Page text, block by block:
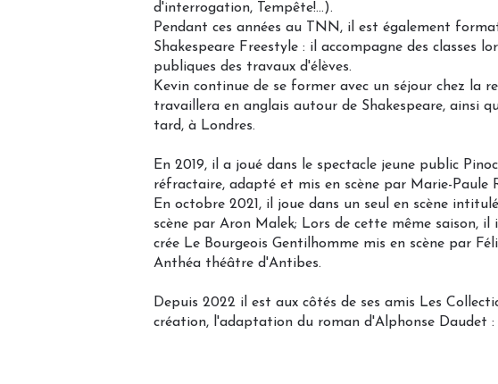
d'interrogation, Tempête!...).
Pendant ces années au TNN, il est également
Shakespeare Freestyle : il accompagne des classes
publiques des travaux d'élèves.
Kevin continue de se former avec un séjour chez la
travaillera en anglais autour de Shakespeare, ainsi
tard, à Londres.
En 2019, il a joué dans le spectacle jeune public
réfractaire, adapté et mis en scène par Marie-Paule
En octobre 2021, il joue dans un seul en scène
scène par Aron Malek; Lors de cette même saison,
crée Le Bourgeois Gentilhomme mis en scène par
Anthéa théâtre d'Antibes.
Depuis 2022 il est aux côtés de ses amis Les
création, l'adaptation du roman d'Alphonse Daudet :